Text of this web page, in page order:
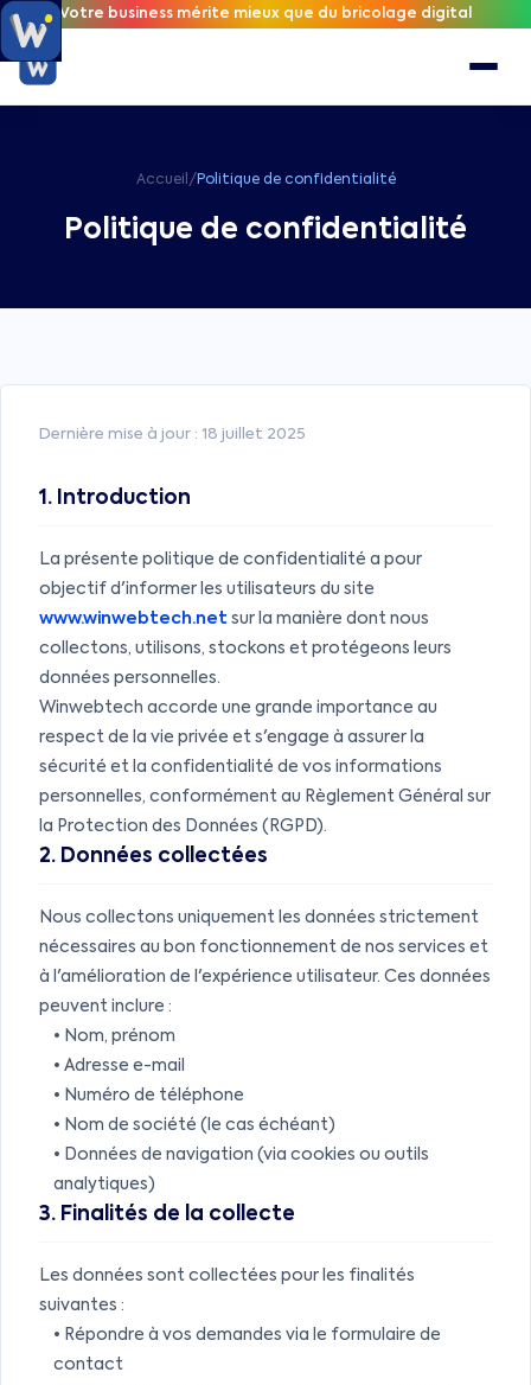
Votre business mérite mieux que du bricolage digital
Accueil / Politique de confidentialité
Politique de confidentialité
Dernière mise à jour : 18 juillet 2025
1. Introduction
La présente politique de confidentialité a pour
objectif d'informer les utilisateurs du site
www.winwebtech.net sur la manière dont nous
collectons, utilisons, stockons et protégeons leurs
données personnelles.
Winwebtech accorde une grande importance au
respect de la vie privée et s'engage à assurer la
sécurité et la confidentialité de vos informations
personnelles, conformément au Règlement Général sur
la Protection des Données (RGPD).
2. Données collectées
Nous collectons uniquement les données strictement
nécessaires au bon fonctionnement de nos services et
à l'amélioration de l'expérience utilisateur. Ces données
peuvent inclure :
• Nom, prénom
• Adresse e-mail
• Numéro de téléphone
• Nom de société (le cas échéant)
• Données de navigation (via cookies ou outils
analytiques)
3. Finalités de la collecte
Les données sont collectées pour les finalités
suivantes :
• Répondre à vos demandes via le formulaire de
contact